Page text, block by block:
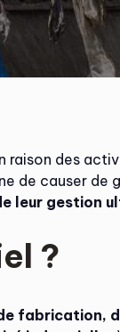
raison des
causer de
leur gestion
?
fabrication,